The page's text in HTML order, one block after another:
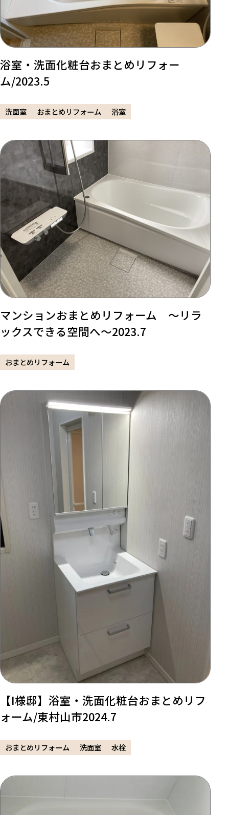
浴室・洗面化粧台おまとめリフォー
ム/2023.5
洗面室 おまとめリフォーム 浴室
マンションおまとめリフォーム ～リラ
ックスできる空間へ～2023.7
おまとめリフォーム
【I様邸】浴室・洗面化粧台おまとめリフ
ォーム/東村山市2024.7
おまとめリフォーム 洗面室 水栓